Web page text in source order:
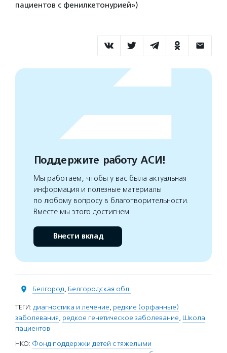
пациентов с фенилкетонурией»)
Поддержите работу АСИ!
Мы работаем, чтобы у вас была актуальная
информация и полезные материалы
по любому вопросу в благотворительности.
Вместе мы этого достигнем
Внести вклад
Белгород, Белгородская обл.
ТЕГИ: диагностика и лечение, редкие (орфанные)
заболевания, редкое генетическое заболевание, Школа
пациентов
НКО: Фонд поддержки детей с тяжелыми